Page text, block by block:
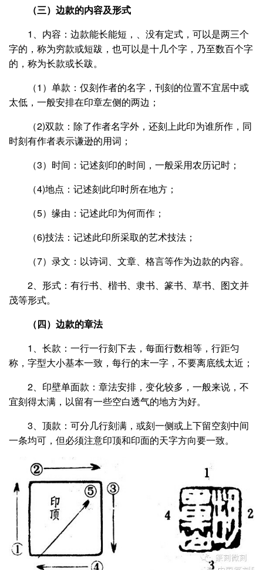
（三）边款的内容及形式
1、内容：边款能长能短，、没有定式，可以是两三个
字的，称为穷款或短跋，也可以是十几个字，乃至数百个字
的，称为长款或长跋。
（1）单款：仅刻作者的名字，刊刻的位置不宜居中或
太低，一般安排在印章左侧的两边；
（2)双款：除了作者名字外，还刻上此印为谁所作，同
时刻有作者表示谦逊的用词；
（3）时间：记述刻印的时间，一般采用农历记时；
（4)地点：记述刻此印时所在地方；
（5）缘由：记述此印为何而作；
（6)技法：记述此印所采取的艺术技法；
（7）录文：以诗词、文章、格言等作为边款的内容。
2、形式：有行书、楷书、隶书、篆书、草书、图文并
茂等形式。
（四）边款的章法
1、长款：一行一行刻下去，每面行数相等，行距匀
称，字型大小基本一致，每行的末一字，不要离底线太近；
2、印壁单面款：章法安排，变化较多，一般来说，不
宜刻得太满，以留有一些空白透气的地方为好。
3、顶款：可分几行刻满，或刻一侧或上下留空刻中间
一条均可，但必须注意印顶和印面的天字方向要一致。